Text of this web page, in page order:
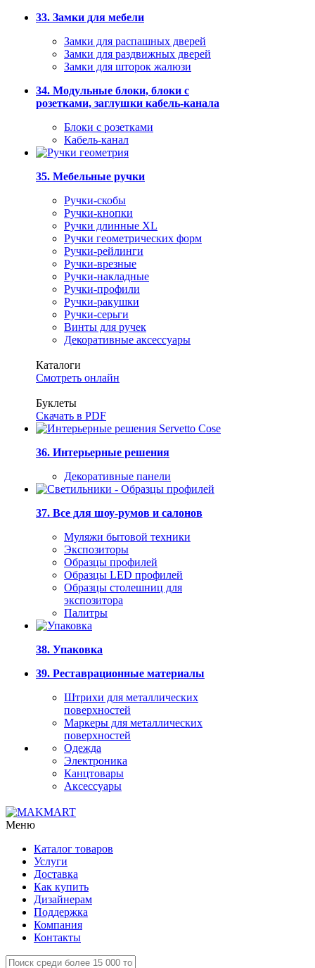
33. Замки для мебели
Замки для распашных дверей
Замки для раздвижных дверей
Замки для шторок жалюзи
34. Модульные блоки, блоки с
розетками, заглушки кабель-канала
Блоки с розетками
Кабель-канал
35. Мебельные ручки
Ручки-скобы
Ручки-кнопки
Ручки длинные XL
Ручки геометрических форм
Ручки-рейлинги
Ручки-врезные
Ручки-накладные
Ручки-профили
Ручки-ракушки
Ручки-серьги
Винты для ручек
Декоративные аксессуары
Каталоги
Смотреть онлайн
Буклеты
Скачать в PDF
36. Интерьерные решения
Декоративные панели
37. Все для шоу-румов и салонов
Муляжи бытовой техники
Экспозиторы
Образцы профилей
Образцы LED профилей
Образцы столешниц для
экспозитора
Палитры
38. Упаковка
39. Реставрационные материалы
Штрихи для металлических
поверхностей
Маркеры для металлических
поверхностей
Одежда
Электроника
Канцтовары
Аксессуары
Меню
Каталог товаров
Услуги
Доставка
Как купить
Дизайнерам
Поддержка
Компания
Контакты